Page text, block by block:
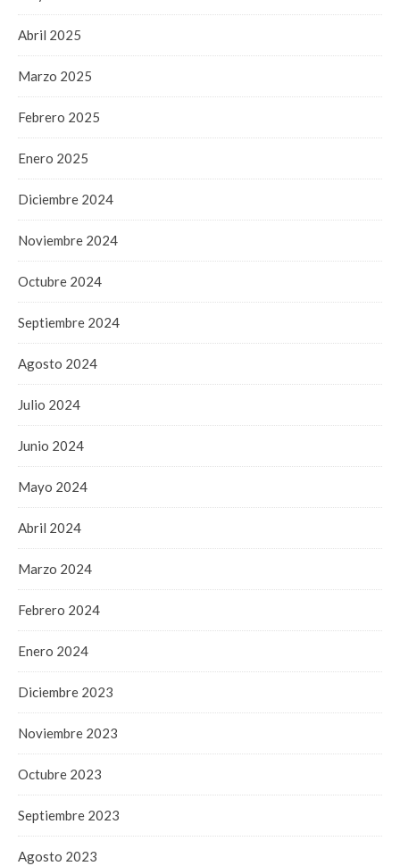
Abril 2025
Marzo 2025
Febrero 2025
Enero 2025
Diciembre 2024
Noviembre 2024
Octubre 2024
Septiembre 2024
Agosto 2024
Julio 2024
Junio 2024
Mayo 2024
Abril 2024
Marzo 2024
Febrero 2024
Enero 2024
Diciembre 2023
Noviembre 2023
Octubre 2023
Septiembre 2023
Agosto 2023